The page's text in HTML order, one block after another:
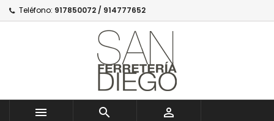
Teléfono: 917850072 / 914777652
  